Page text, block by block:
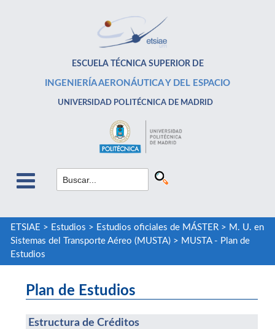
ESCUELA TÉCNICA SUPERIOR DE
INGENIERÍA AERONÁUTICA Y DEL ESPACIO
UNIVERSIDAD POLITÉCNICA DE MADRID
ETSIAE > Estudios > Estudios oficiales de MÁSTER> M. U. en
Sistemas del Transporte Aéreo (MUSTA)> MUSTA - Plan de
Estudios
Plan de Estudios
Estructura de Créditos